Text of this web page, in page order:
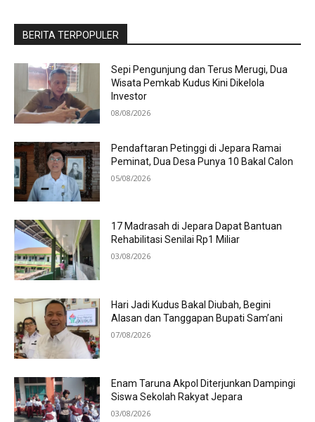
BERITA TERPOPULER
Sepi Pengunjung dan Terus Merugi, Dua
Wisata Pemkab Kudus Kini Dikelola
Investor
08/08/2026
Pendaftaran Petinggi di Jepara Ramai
Peminat, Dua Desa Punya 10 Bakal Calon
05/08/2026
17 Madrasah di Jepara Dapat Bantuan
Rehabilitasi Senilai Rp1 Miliar
03/08/2026
Hari Jadi Kudus Bakal Diubah, Begini
Alasan dan Tanggapan Bupati Sam’ani
07/08/2026
Enam Taruna Akpol Diterjunkan Dampingi
Siswa Sekolah Rakyat Jepara
03/08/2026